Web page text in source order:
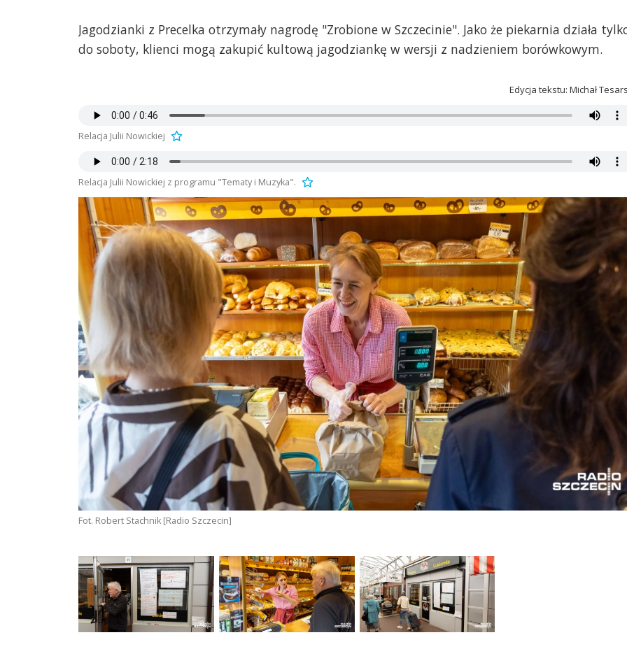
Jagodzianki z Precelka otrzymały nagrodę "Zrobione w Szczecinie". Jako że piekarnia działa
do soboty, klienci mogą zakupić kultową jagodziankę w wersji z nadzieniem borówkowym.
Edycja tekstu: Michał
Relacja Julii Nowickiej
Relacja Julii Nowickiej z programu "Tematy i Muzyka".
Fot. Robert Stachnik [Radio Szczecin]